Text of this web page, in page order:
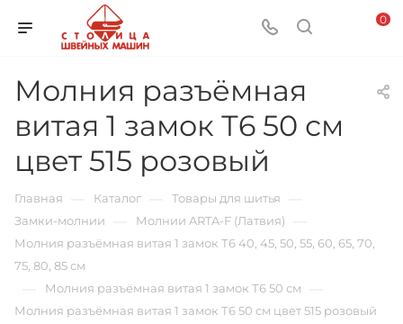
0
Молния разъёмная
витая 1 замок Т6 50 см
цвет 515 розовый
Главная Каталог Товары для шитья
Замки-молнии Молнии ARTA-F (Латвия)
Молния разъёмная витая 1 замок Т6 40, 45, 50, 55, 60, 65, 70,
75, 80, 85 см
Молния разъёмная витая 1 замок Т6 50 см
Молния разъёмная витая 1 замок Т6 50 см цвет 515 розовый